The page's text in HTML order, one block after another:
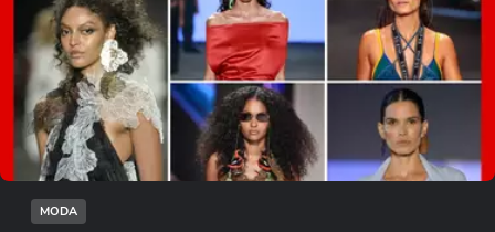
Ops!
Não foi possível reproduzir o vídeo
Tentar novamente
MODA